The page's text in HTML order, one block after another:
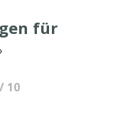
für
/ 10